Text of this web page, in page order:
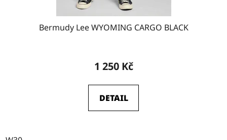
Bermudy Lee WYOMING CARGO BLACK
1 250 Kč
DETAIL